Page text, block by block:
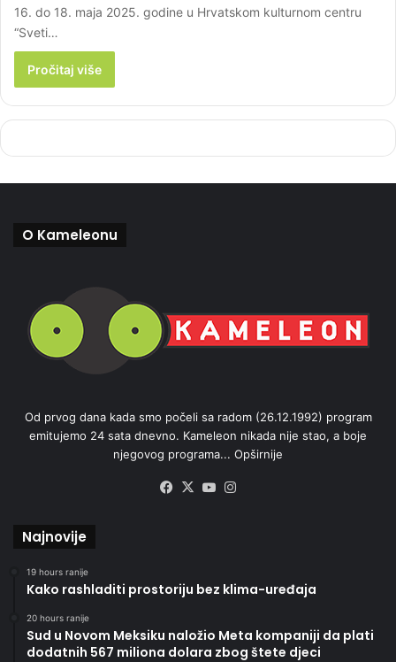
16. do 18. maja 2025. godine u Hrvatskom kulturnom centru
“Sveti…
Pročitaj više
O Kameleonu
Od prvog dana kada smo počeli sa radom (26.12.1992) program
emitujemo 24 sata dnevno. Kameleon nikada nije stao, a boje
njegovog programa... Opširnije
Facebook
X YouTube
Najnovije
19 hours ranije
Kako rashladiti prostoriju bez klima-uređaja
20 hours ranije
Sud u Novom Meksiku naložio Meta kompaniji da plati
dodatnih 567 miliona dolara zbog štete djeci